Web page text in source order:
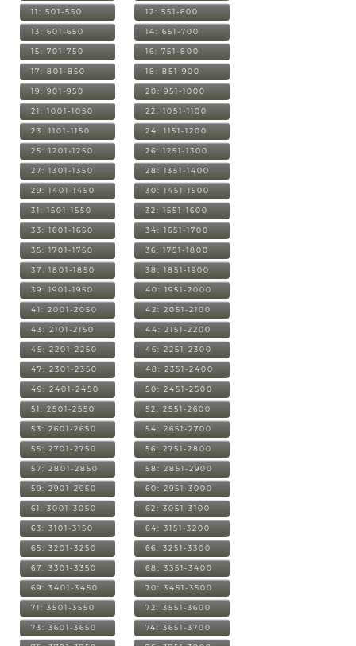
11: 501-550 12: 551-600
13: 601-650 14: 651-700
15: 701-750 16: 751-800
17: 801-850 18: 851-900
19: 901-950 20: 951-1000
21: 1001-1050 22: 1051-1100
23: 1101-1150 24: 1151-1200
25: 1201-1250 26: 1251-1300
27: 1301-1350 28: 1351-1400
29: 1401-1450 30: 1451-1500
31: 1501-1550 32: 1551-1600
33: 1601-1650 34: 1651-1700
35: 1701-1750 36: 1751-1800
37: 1801-1850 38: 1851-1900
39: 1901-1950 40: 1951-2000
41: 2001-2050 42: 2051-2100
43: 2101-2150 44: 2151-2200
45: 2201-2250 46: 2251-2300
47: 2301-2350 48: 2351-2400
49: 2401-2450 50: 2451-2500
51: 2501-2550 52: 2551-2600
53: 2601-2650 54: 2651-2700
55: 2701-2750 56: 2751-2800
57: 2801-2850 58: 2851-2900
59: 2901-2950 60: 2951-3000
61: 3001-3050 62: 3051-3100
63: 3101-3150 64: 3151-3200
65: 3201-3250 66: 3251-3300
67: 3301-3350 68: 3351-3400
69: 3401-3450 70: 3451-3500
71: 3501-3550 72: 3551-3600
73: 3601-3650 74: 3651-3700